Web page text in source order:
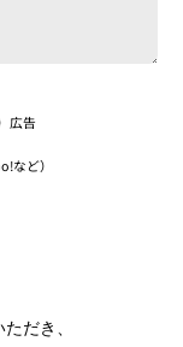
広告
など）
だき、